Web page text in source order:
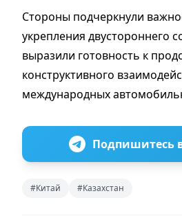
Стороны подчеркнули
укрепления двустороннего
выразили готовность к
конструктивного
международных
Подпишитесь
#Китай #Казахстан